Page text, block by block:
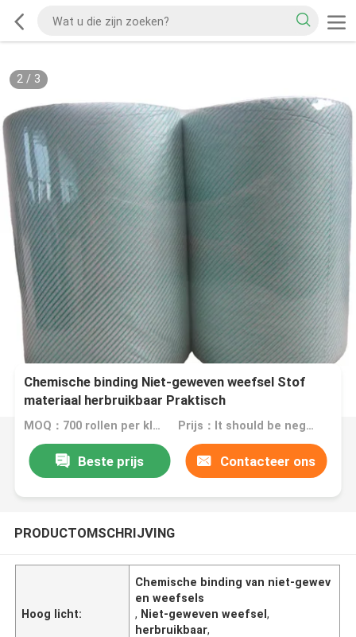
2/ 3
Chemische binding Niet-geweven weefsel Stof
materiaal herbruikbaar Praktisch
MOQ：700 rollen per kleur Prijs：It should be negotiated as your details
Beste prijs Contacteer ons
PRODUCTOMSCHRIJVING
Hoog licht:
Chemische binding van niet-gewev
en weefsels
, Niet-geweven weefsel,
herbruikbaar,